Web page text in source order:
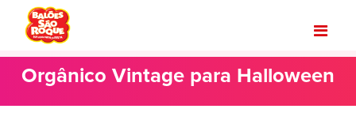
Orgânico Vintage para Halloween